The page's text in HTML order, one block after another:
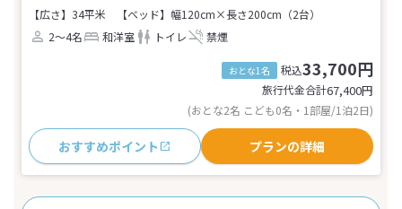
【広さ】34平米
【ベッド】幅120cm×長さ200cm（2台）
2～4名
和洋室 トイレ 禁煙
おとな1名 税込33,700円
旅行代金合計67,400円
(おとな2名 こども0名・1部屋/1泊2日)
おすすめポイント プランの詳細